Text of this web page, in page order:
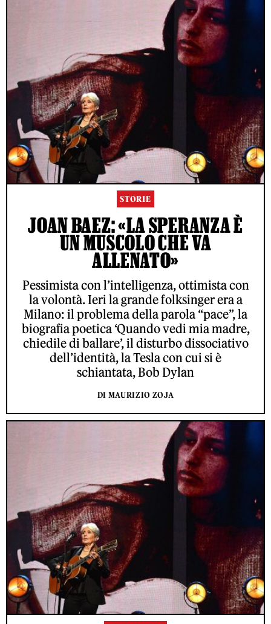
STORIE
JOAN BAEZ: «LA SPERANZA È
UN MUSCOLO CHE VA
ALLENATO»
Pessimista con l’intelligenza, ottimista con
la volontà. Ieri la grande folksinger era a
Milano: il problema della parola “pace”, la
biografia poetica ‘Quando vedi mia madre,
chiedile di ballare’, il disturbo dissociativo
dell’identità, la Tesla con cui si è
schiantata, Bob Dylan
DI MAURIZIO ZOJA